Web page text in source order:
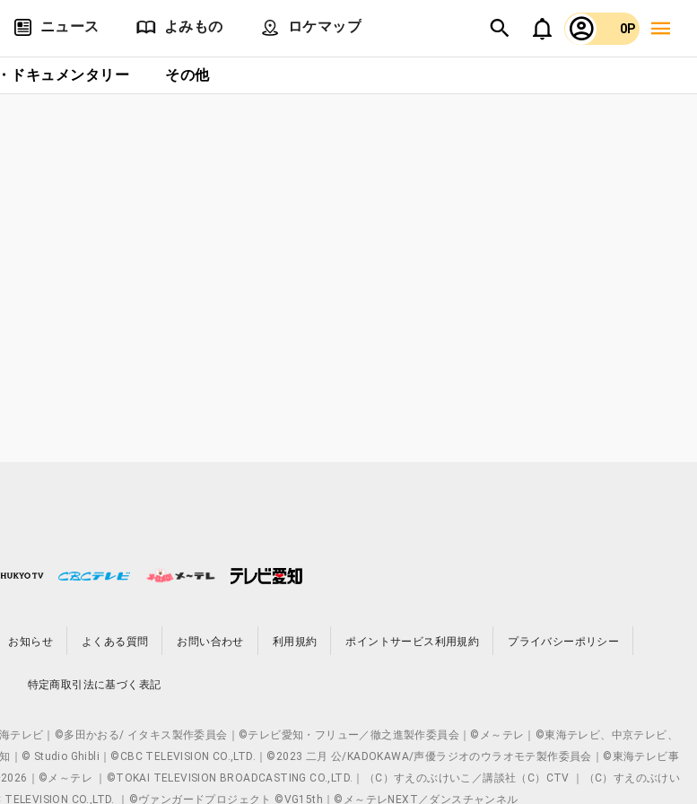
ニュース よみもの ロケマップ 0P
ドキュメンタリー その他
お知らせ よくある質問 お問い合わせ 利用規約 ポイントサービス利用規約 プライバシーポリシー
特定商取引法に基づく表記
レビ｜©多田かおる/ イタキス製作委員会｜©テレビ愛知・フリュー／徹之進製作委員会｜©メ～テレ｜©東海テレビ、中京テレビ、
｜© Studio Ghibli｜©CBC TELEVISION CO.,LTD.｜©2023 二月 公/KADOKAWA/声優ラジオのウラオモテ製作委員会｜©東海テレビ事
｜©メ～テレ ｜©TOKAI TELEVISION BROADCASTING CO.,LTD.｜（C）すえのぶけいこ／講談社（C）CTV ｜（C）すえのぶけい
CO.,LTD. ｜©ヴァンガードプロジェクト ©VG15th｜©メ～テレNEXT／ダンスチャンネル